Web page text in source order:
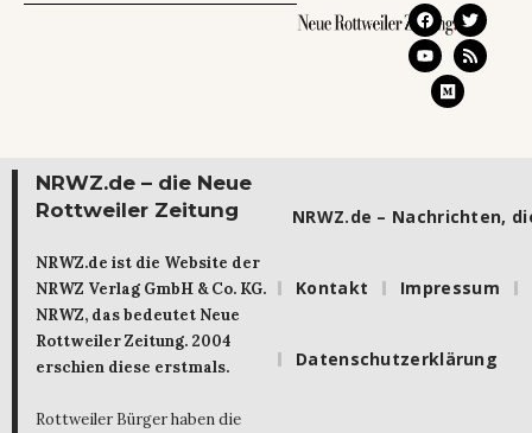
NRWZ.de – die Neue
Rottweiler Zeitung
NRWZ.de ist die Website der
NRWZ Verlag GmbH & Co. KG.
NRWZ, das bedeutet Neue
Rottweiler Zeitung. 2004
erschien diese erstmals.
Rottweiler Bürger haben die
NRWZ.de – Nachrichten,
Kontakt Impressum
Datenschutzerklärung